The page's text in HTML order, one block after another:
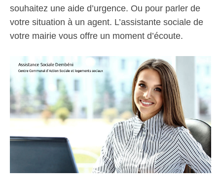
souhaitez une aide d’urgence. Ou pour parler de
votre situation à un agent. L’assistante sociale de
votre mairie vous offre un moment d’écoute.